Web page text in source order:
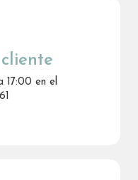
17:00 en el